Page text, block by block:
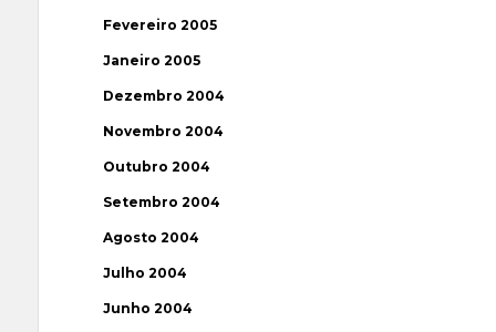
Fevereiro 2005
Janeiro 2005
Dezembro 2004
Novembro 2004
Outubro 2004
Setembro 2004
Agosto 2004
Julho 2004
Junho 2004